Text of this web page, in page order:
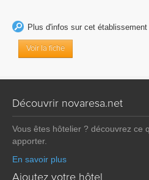
Plus d'infos sur cet établissement
Voir la fiche
Découvrir novaresa.net
Vous êtes hôtelier ? découvrez ce
apporter.
En savoir plus
Ajoutez votre hôtel